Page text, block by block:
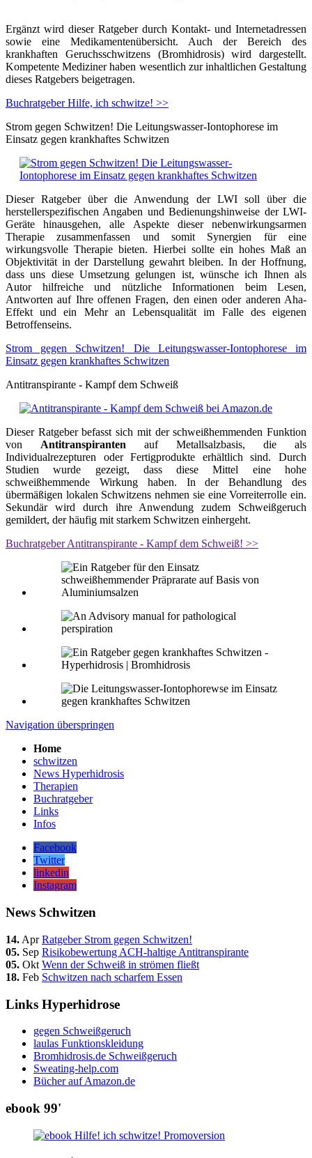
Ergänzt wird dieser Ratgeber durch Kontakt- und Internetadressen
sowie eine Medikamentenübersicht. Auch der Bereich des
krankhaften Geruchsschwitzens (Bromhidrosis) wird dargestellt.
Kompetente Mediziner haben wesentlich zur inhaltlichen Gestaltung
dieses Ratgebers beigetragen.
Buchratgeber Hilfe, ich schwitze! >>
Strom gegen Schwitzen! Die Leitungswasser-Iontophorese im
Einsatz gegen krankhaftes Schwitzen
Dieser Ratgeber über die Anwendung der LWI soll über die
herstellerspezifischen Angaben und Bedienungshinweise der LWI-
Geräte hinausgehen, alle Aspekte dieser nebenwirkungsarmen
Therapie zusammenfassen und somit Synergien für eine
wirkungsvolle Therapie bieten. Hierbei sollte ein hohes Maß an
Objektivität in der Darstellung gewahrt bleiben. In der Hoffnung,
dass uns diese Umsetzung gelungen ist, wünsche ich Ihnen als
Autor hilfreiche und nützliche Informationen beim Lesen,
Antworten auf Ihre offenen Fragen, den einen oder anderen Aha-
Effekt und ein Mehr an Lebensqualität im Falle des eigenen
Betroffenseins.
Strom gegen Schwitzen! Die Leitungswasser-Iontophorese im
Einsatz gegen krankhaftes Schwitzen
Antitranspirante - Kampf dem Schweiß
Dieser Ratgeber befasst sich mit der schweißhemmenden Funktion
von Antitranspiranten auf Metallsalzbasis, die als
Individualrezepturen oder Fertigprodukte erhältlich sind. Durch
Studien wurde gezeigt, dass diese Mittel eine hohe
schweißhemmende Wirkung haben. In der Behandlung des
übermäßigen lokalen Schwitzens nehmen sie eine Vorreiterrolle ein.
Sekundär wird durch ihre Anwendung zudem Schweißgeruch
gemildert, der häufig mit starkem Schwitzen einhergeht.
Buchratgeber Antitranspirante - Kampf dem Schweiß! >>
Navigation überspringen
Home
schwitzen
News Hyperhidrosis
Therapien
Buchratgeber
Links
Infos
Facebook
Twitter
linkedin
Instagram
News Schwitzen
14. AprRatgeber Strom gegen Schwitzen!
05. Sep Risikobewertung ACH-haltige Antitranspirante
05. Okt Wenn der Schweiß in strömen fließt
18. Feb Schwitzen nach scharfem Essen
Links Hyperhidrose
gegen Schweißgeruch
laulas Funktionskleidung
Bromhidrosis.de Schweißgeruch
Sweating-help.com
Bücher auf Amazon.de
ebook 99'